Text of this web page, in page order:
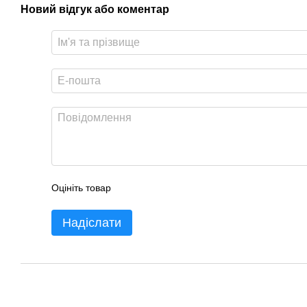
Новий відгук або коментар
Оцініть товар
Надіслати